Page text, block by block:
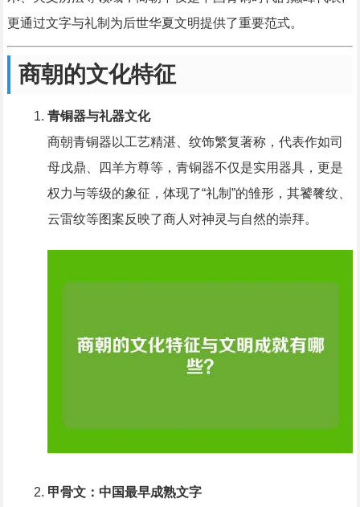
更通过文字与礼制为后世华夏文明提供了重要范式。
商朝的文化特征
青铜器与礼器文化
商朝青铜器以工艺精湛、纹饰繁复著称，代表作如司
母戊鼎、四羊方尊等，青铜器不仅是实用器具，更是
权力与等级的象征，体现了“礼制”的雏形，其饕餮纹、
云雷纹等图案反映了商人对神灵与自然的崇拜。
甲骨文：中国最早成熟文字